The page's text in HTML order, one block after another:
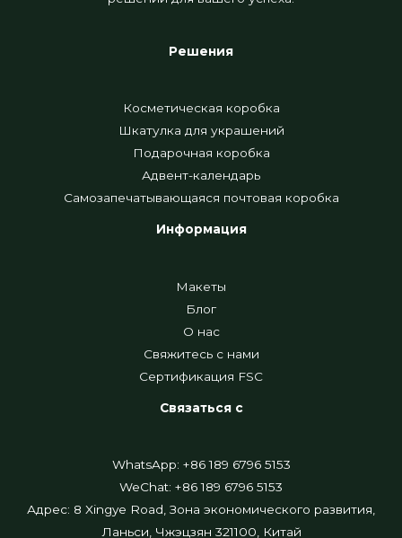
Решения
Косметическая коробка
Шкатулка для украшений
Подарочная коробка
Адвент-календарь
Самозапечатывающаяся почтовая коробка
Информация
Макеты
Блог
О нас
Свяжитесь с нами
Сертификация FSC
Связаться с
WhatsApp: +86 189 6796 5153
WeChat: +86 189 6796 5153
Адрес: 8 Xingye Road, Зона экономического развития,
Ланьси, Чжэцзян 321100, Китай